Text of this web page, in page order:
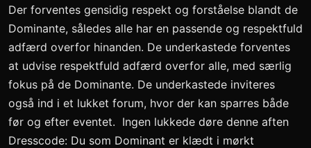
Der forventes gensidig respekt og forståelse blandt de
Dominante, således alle har en passende og respektfuld
adfærd overfor hinanden. De underkastede forventes
at udvise respektfuld adfærd overfor alle, med særlig
fokus på de Dominante. De underkastede inviteres
også ind i et lukket forum, hvor der kan sparres både
før og efter eventet. Ingen lukkede døre denne aften
Dresscode: Du som Dominant er klædt i mørkt